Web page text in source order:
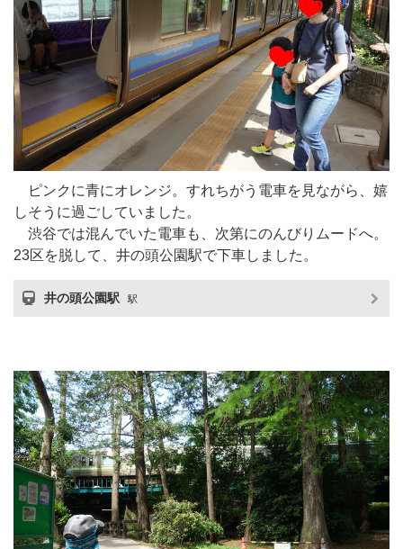
ピンクに青にオレンジ。すれちがう電車を見ながら、嬉
しそうに過ごしていました。
渋谷では混んでいた電車も、次第にのんびりムードへ。
23区を脱して、井の頭公園駅で下車しました。
井の頭公園駅 駅